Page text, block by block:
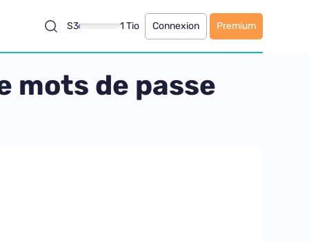
S3 1 Tio Connexion Premium
mots de passe